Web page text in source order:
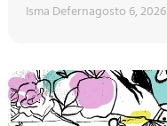
Isma Defernagosto 6, 2026